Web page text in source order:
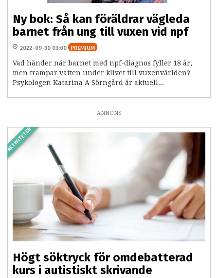
Ny bok: Så kan föräldrar vägleda
barnet från ung till vuxen vid npf
2022-09-30 03:00 PREMIUM
Vad händer när barnet med npf-diagnos fyller 18 år,
men trampar vatten under klivet till vuxenvärlden?
Psykologen Katarina A Sörngård är aktuell...
ANNONS
AKTIVITETER
Högt söktryck för omdebatterad
kurs i autistiskt skrivande